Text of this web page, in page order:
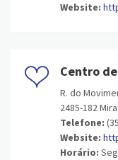
Website:
Centro
R. do
2485-182
Telefone:
Website:
Horário: